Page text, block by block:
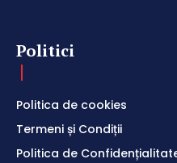
Politici
Politica de cookies
Termeni și Condiții
Politica de